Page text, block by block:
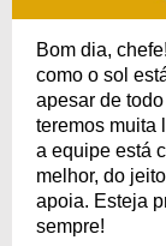
Bom dia,
como o sol
apesar de
teremos muita
a equipe está
melhor, do
apoia. Esteja
sempre!